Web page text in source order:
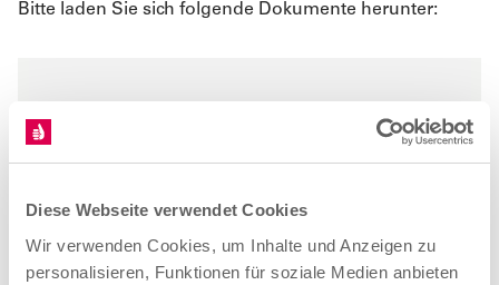
Diese Webseite verwendet Cookies
Wir verwenden Cookies, um Inhalte und Anzeigen zu
personalisieren, Funktionen für soziale Medien anbieten
Bitte laden Sie sich folgende Dokumente herunter: